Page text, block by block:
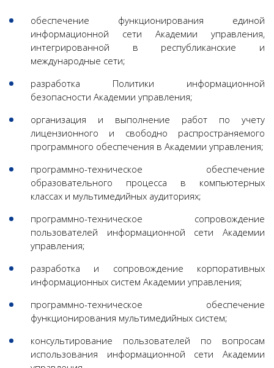
обеспечение функционирования единой
информационной сети Академии управления,
интегрированной в республиканские и
международные сети;
разработка Политики информационной
безопасности Академии управления;
организация и выполнение работ по учету
лицензионного и свободно распространяемого
программного обеспечения в Академии управления;
программно-техническое обеспечение
образовательного процесса в компьютерных
классах и мультимедийных аудиториях;
программно-техническое сопровождение
пользователей информационной сети Академии
управления;
разработка и сопровождение корпоративных
информационных систем Академии управления;
программно-техническое обеспечение
функционирования мультимедийных систем;
консультирование пользователей по вопросам
использования информационной сети Академии